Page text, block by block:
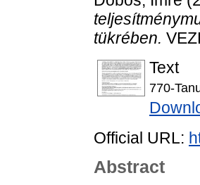
tükrében.
Text
770-
Official URL:
Abstract